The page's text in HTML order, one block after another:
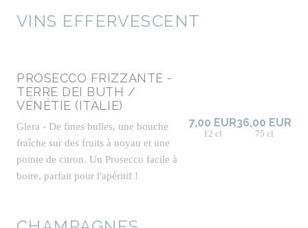
VINS EFFERVESCENT
PROSECCO FRIZZANTE -
TERRE DEI BUTH /
VÉNÉTIE (ITALIE)
Glera - De fines bulles, une bouche
fraîche sur des fruits à noyau et une
pointe de citron. Un Prosecco facile à
boire, parfait pour l'apéritif !
7,00 EUR
12 cl
36,00 EUR
75 cl